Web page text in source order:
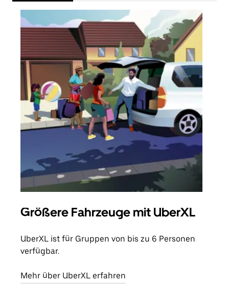
Größere Fahrzeuge mit UberXL
UberXL ist für Gruppen von bis zu 6 Personen
verfügbar.
Mehr über UberXL erfahren